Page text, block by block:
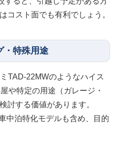
コスト面でも有利でしょう。
・特殊用途
TAD-22MWのようなハイス
や特定の用途（ガレージ・
討する価値があります。
中泊特化モデルも含め、目的